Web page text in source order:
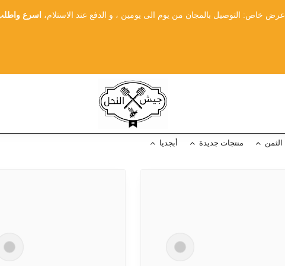
عرض خاص: التوصيل بالمجان من يوم الى يومين ، و الدفع عند الاستلام، اسرع
الثمن منتجات جديدة أبجديا